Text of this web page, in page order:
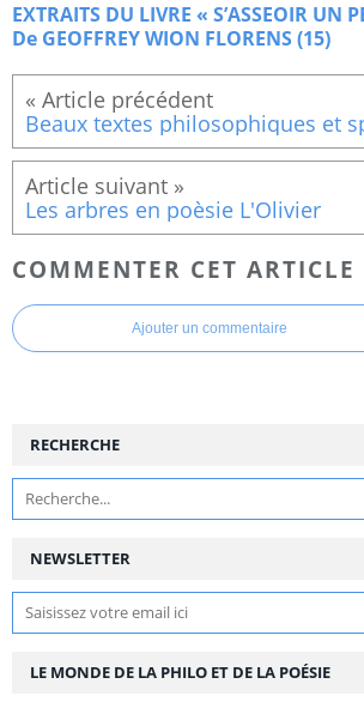
EXTRAITS DU LIVRE « S’ASSEOIR UN
De GEOFFREY WION FLORENS (15)
Les arbres en poèsie L'Olivier
COMMENTER CET ARTICLE
Ajouter un commentaire
NEWSLETTER
RECHERCHE
LE MONDE DE LA PHILO ET DE LA POÉSIE